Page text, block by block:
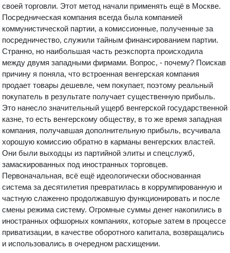
своей торговли. Этот метод начали применять ещё в Москве.
Посредническая компания всегда была компанией
коммунистической партии, а комиссионные, полученные за
посредничество, служили тайным финансированием партии.
Странно, но наибольшая часть реэкспорта происходила
между двумя западными фирмами. Вопрос, - почему? Поискав
причину я поняла, что встроенная венгерская компания
продает товары дешевле, чем покупает, поэтому реальный
покупатель в результате получает существенную прибыль.
Это нанесло значительный ущерб венгерской государственной
казне, то есть венгерскому обществу, в то же время западная
компания, получавшая дополнительную прибыль, всучивала
хорошую комиссию обратно в карманы венгерских властей.
Они были выходцы из партийной элиты и спецслужб,
замаскированных под иностранных торговцев.
Первоначальная, всё ещё идеологически обоснованная
система за десятилетия превратилась в коррумпированную и
частную слаженно продолжавшую функционировать и после
смены режима систему. Огромные суммы денег накопились в
иностранных офшорных компаниях, которые затем в процессе
приватизации, в качестве оборотного капитала, возвращались
и использовались в очередном расхищении.